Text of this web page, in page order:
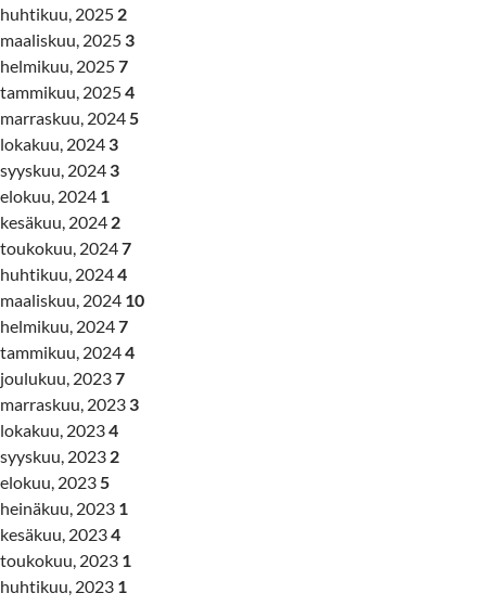
huhtikuu, 2025 2
maaliskuu, 2025 3
helmikuu, 20257
tammikuu, 20254
marraskuu, 20245
lokakuu, 2024 3
syyskuu, 2024 3
elokuu, 2024 1
kesäkuu, 2024 2
toukokuu, 20247
huhtikuu, 20244
maaliskuu, 2024 10
helmikuu, 20247
tammikuu, 20244
joulukuu, 20237
marraskuu, 2023 3
lokakuu, 20234
syyskuu, 2023 2
elokuu, 20235
heinäkuu, 2023 1
kesäkuu, 20234
toukokuu, 2023 1
huhtikuu, 2023 1